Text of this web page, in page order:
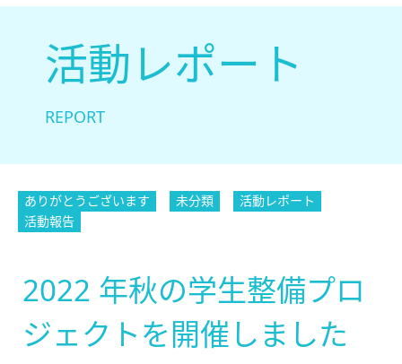
活動レポート
REPORT
ありがとうございます 未分類
活動レポート
活動報告
2022 年秋の学生整備プロ
ジェクトを開催しました